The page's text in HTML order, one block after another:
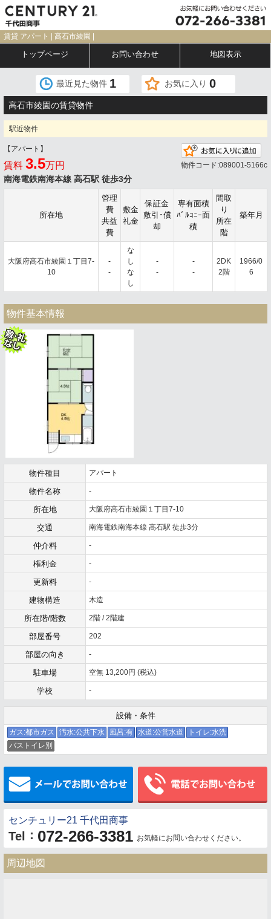
賃貸 アパート | 高石市綾園 |
トップページ お問い合わせ 地図表示
最近見た物件 1 お気に入り 0
高石市綾園の賃貸物件
駅近物件
【アパート】
賃料 3.5万円
南海電鉄南海本線 高石駅 徒歩3分
物件コード:089001-5166c
所在地
管理
費
共益
費
敷金
礼金
保証金
敷引･償
却
専有面積
ﾊﾞﾙｺﾆｰ面
積
間取
り
所在
階
築年月
大阪府高石市綾園１丁目7-
10
-
-
な
し
な
し
-
-
-
-
2DK
2階
1966/0
6
物件基本情報
物件種目 アパート
物件名称 -
所在地 大阪府高石市綾園１丁目7-10
交通 南海電鉄南海本線 高石駅 徒歩3分
仲介料 -
権利金 -
更新料 -
建物構造 木造
所在階/階数 2階 / 2階建
部屋番号 202
部屋の向き -
駐車場 空無 13,200円 (税込)
学校 -
設備・条件
ガス:都市ガス 汚水:公共下水 風呂:有 水道:公営水道
トイレ:水洗
バストイレ別
メールでお問い合わせ
センチュリー21 千代田商事
Tel ： 072-266-3381 お気軽にお問い合わせください。
周辺地図